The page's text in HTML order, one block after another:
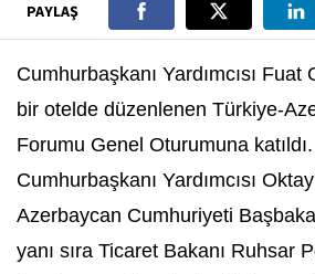
PAYLAŞ
Cumhurbaşkanı Yardımcısı Fuat
bir otelde düzenlenen Türkiye-
Forumu Genel Oturumuna
Cumhurbaşkanı Yardımcısı
Azerbaycan Cumhuriyeti
yanı sıra Ticaret Bakanı Ruhsar